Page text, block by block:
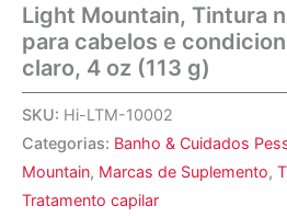
Light Mountain, Tintura
para cabelos e
claro, 4 oz (113 g)
SKU: Hi-LTM-10002
Categorias: Banho & Cuidados
Mountain, Marcas de Suplemento,
Tratamento capilar